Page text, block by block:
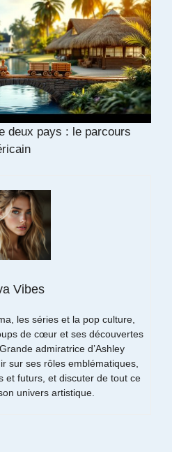
deux pays : le parcours
Vibes
les séries et la pop culture,
de cœur et ses découvertes
admiratrice d’Ashley
sur ses rôles emblématiques,
et futurs, et discuter de tout ce
univers artistique.